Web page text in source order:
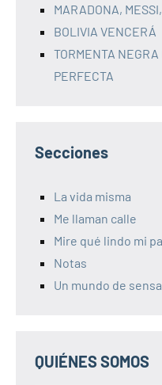
MARADONA,
BOLIVIA VENCERÁ
TORMENTA
PERFECTA
Secciones
La vida misma
Me llaman calle
Mire qué lindo mi
Notas
Un mundo de
QUIÉNES SOMOS